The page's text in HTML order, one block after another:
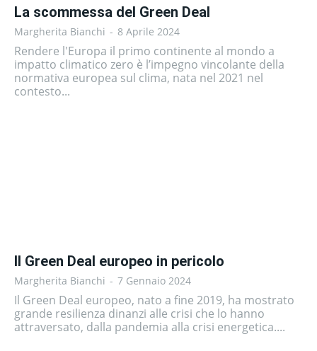
La scommessa del Green Deal
Margherita Bianchi - 8 Aprile 2024
Rendere l'Europa il primo continente al mondo a
impatto climatico zero è l’impegno vincolante della
normativa europea sul clima, nata nel 2021 nel
contesto...
Il Green Deal europeo in pericolo
Margherita Bianchi - 7 Gennaio 2024
Il Green Deal europeo, nato a fine 2019, ha mostrato
grande resilienza dinanzi alle crisi che lo hanno
attraversato, dalla pandemia alla crisi energetica....